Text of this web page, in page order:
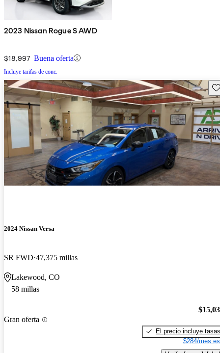
2023 Nissan Rogue S AWD
$18,997 Buena oferta
Incluye tarifas de conc.
2024 Nissan Versa
SR FWD 47,375 millas
Lakewood, CO
58 millas
Gran oferta
El precio incluye tasas
$284/mes